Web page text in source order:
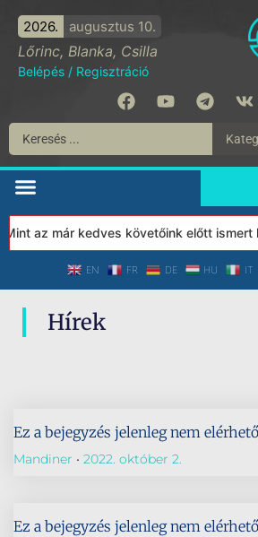
2026. augusztus 10.
Lőrinc, Blanka, Csilla
Belépés / Regisztráció
az már kedves követőink előtt
EN FR DE HU IT
Hírek
Ez a bejegyzés jelenleg nem elérhető
Mandiner 2022. október 2.
Ez a bejegyzés jelenleg nem elérhető